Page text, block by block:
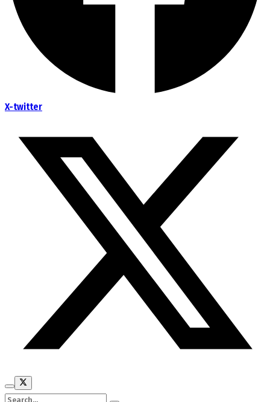
X-twitter